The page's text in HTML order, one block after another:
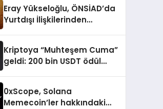
Eray Yükseloğlu, ÖNSİAD’da
Yurtdışı İlişkilerinden
Kriptoya “Muhteşem Cuma”
geldi: 200 bin USDT ödül
0xScope, Solana
Memecoin’ler hakkındaki